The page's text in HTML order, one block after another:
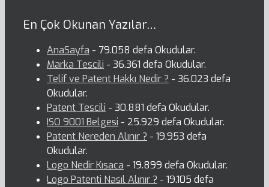
En Çok Okunan Yazılar…
AnaSayfa - 79.058 defa Okudular.
Marka Tescili - 36.361 defa Okudular.
Telif ve Patent Hakkı Nedir ? - 36.023 defa
Okudular.
Patent Tescili - 30.881 defa Okudular.
ISO 9001 Belgesi - 25.929 defa Okudular.
Patent Nereden Alınır ? - 19.953 defa
Okudular.
Logo Nedir Kısaca - 19.899 defa Okudular.
Logo Patenti Nasıl Alınır ? - 19.105 defa